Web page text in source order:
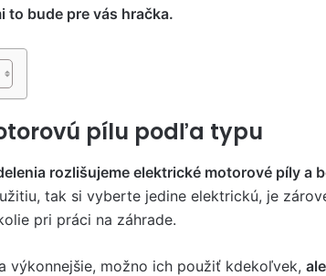
to bude pre vás hračka.
pílu podľa typu
rozlišujeme elektrické motorové píly a
tak si vyberte jedine elektrickú, je
pri práci na záhrade.
výkonnejšie, možno ich použiť kdekoľvek,